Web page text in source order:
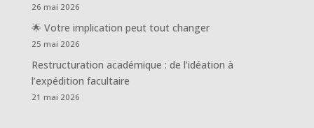
26 mai 2026
🌟 Votre implication peut tout changer
25 mai 2026
Restructuration académique : de l’idéation à
l’expédition facultaire
21 mai 2026